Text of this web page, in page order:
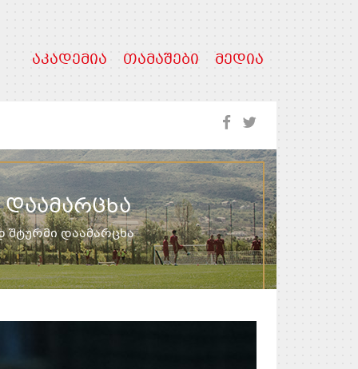
ᲐᲙᲐᲓᲔᲛᲘᲐ ᲗᲐᲛᲐᲨᲔᲑᲘ ᲛᲔᲓᲘᲐ
შტურმი დაამარცხა